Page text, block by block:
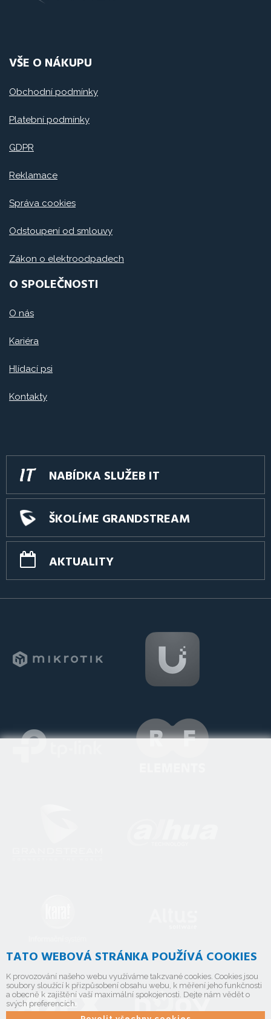
VŠE O NÁKUPU
Obchodní podmínky
Platební podmínky
GDPR
Reklamace
Správa cookies
Odstoupení od smlouvy
Zákon o elektroodpadech
O SPOLEČNOSTI
O nás
Kariéra
Hlídací psi
Kontakty
NABÍDKA SLUŽEB IT
ŠKOLÍME GRANDSTREAM
AKTUALITY
TATO WEBOVÁ STRÁNKA POUŽÍVÁ COOKIES
K provozování našeho webu využíváme takzvané cookies. Cookies jsou
soubory sloužící k přizpůsobení obsahu webu, k měření jeho funkčnosti
a obecně k zajištění vaší maximální spokojenosti. Dejte nám vědět o
svých preferencích.